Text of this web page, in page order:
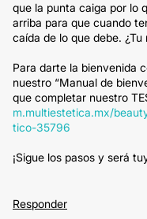
que la punta caiga por lo
arriba para que cuando
caída de lo que debe.
Para darte la bienvenida
nuestro “Manual de
que completar nuestro
m.multiestetica.mx/
tico-35796
¡Sigue los pasos y será
Responder